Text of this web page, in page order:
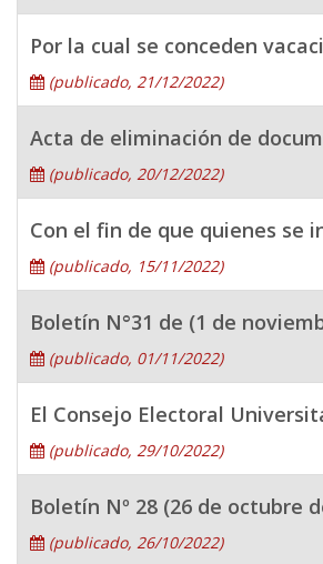
Por la cual se conceden
(publicado, 21/12/2022)
Acta de eliminación de
(publicado, 20/12/2022)
Con el fin de que quienes se
(publicado, 15/11/2022)
Boletín N°31 de (1 de
(publicado, 01/11/2022)
El Consejo Electoral
(publicado, 29/10/2022)
Boletín Nº 28 (26 de octubre
(publicado, 26/10/2022)